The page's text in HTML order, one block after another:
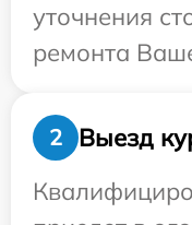
уточнения
ремонта
2
Выезд